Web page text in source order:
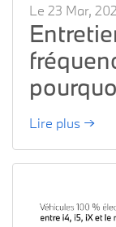
Le 23 Mar,
Lire plus →